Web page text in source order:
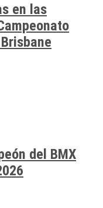
en las
del BMX